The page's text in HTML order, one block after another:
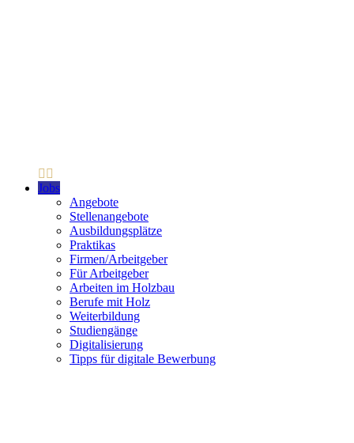
Jobs
Angebote
Stellenangebote
Ausbildungsplätze
Praktikas
Firmen/Arbeitgeber
Für Arbeitgeber
Arbeiten im Holzbau
Berufe mit Holz
Weiterbildung
Studiengänge
Digitalisierung
Tipps für digitale Bewerbung